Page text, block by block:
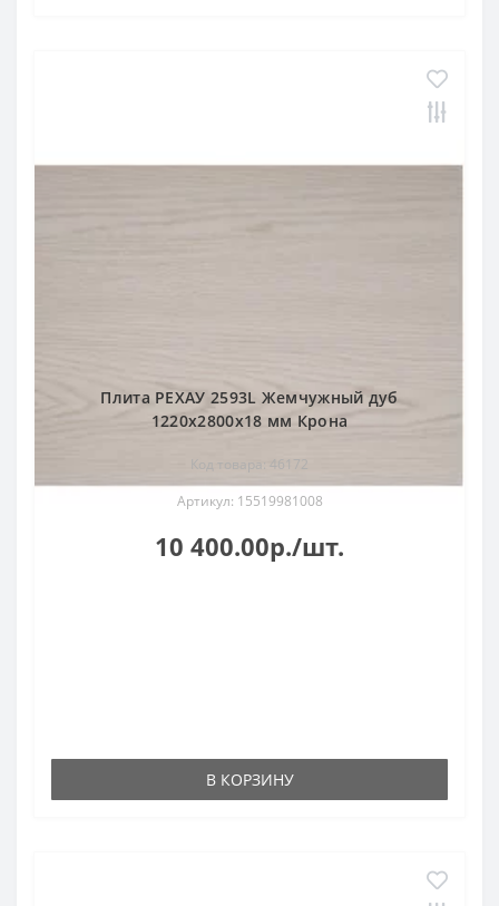
Плита РЕХАУ 2593L Жемчужный дуб
1220x2800x18 мм Крона
Код товара: 46172
Артикул: 15519981008
10 400.00р./шт.
В КОРЗИНУ